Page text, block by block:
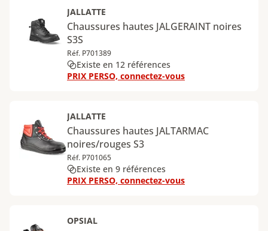
JALLATTE
Chaussures hautes JALGERAINT noires
S3S
Réf. P701389
Existe en 12 références
PRIX PERSO, connectez-vous
JALLATTE
Chaussures hautes JALTARMAC
noires/rouges S3
Réf. P701065
Existe en 9 références
PRIX PERSO, connectez-vous
OPSIAL